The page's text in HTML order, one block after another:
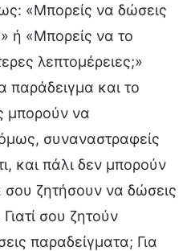
«Μπορείς να δώσεις
ή «Μπορείς να το
λεπτομέρειες;»
και το
μπορούν να
συναναστραφείς
και πάλι δεν μπορούν
ζητήσουν να δώσεις
σου ζητούν
παραδείγματα; Για